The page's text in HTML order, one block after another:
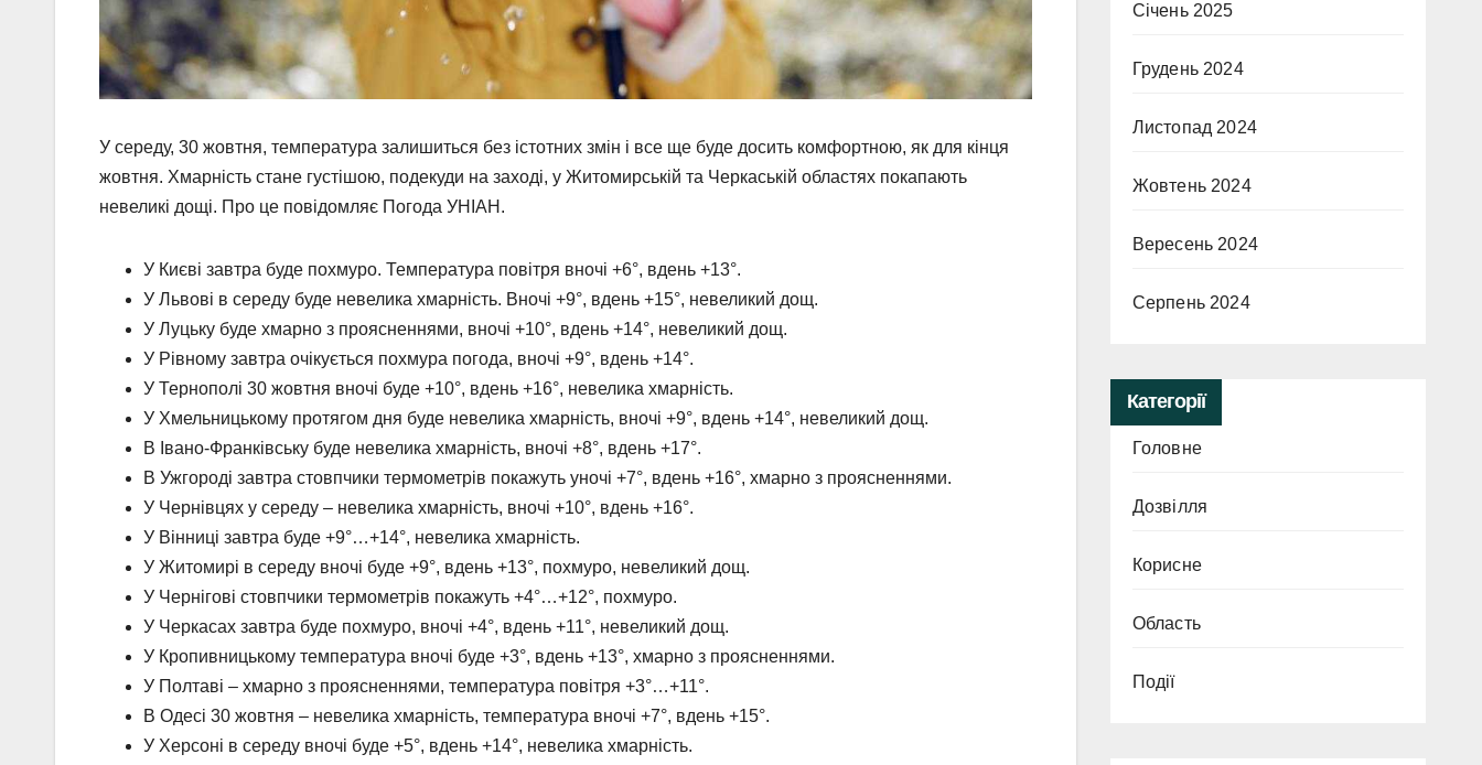
У середу, 30 жовтня, температура залишиться без істотних змін і все ще буде досить комфортною, як для кінця
жовтня. Хмарність стане густішою, подекуди на заході, у Житомирській та Черкаській областях покапають
невеликі дощі. Про це повідомляє Погода УНІАН.
У Києві завтра буде похмуро. Температура повітря вночі +6°, вдень +13°.
У Львові в середу буде невелика хмарність. Вночі +9°, вдень +15°, невеликий дощ.
У Луцьку буде хмарно з проясненнями, вночі +10°, вдень +14°, невеликий дощ.
У Рівному завтра очікується похмура погода, вночі +9°, вдень +14°.
У Тернополі 30 жовтня вночі буде +10°, вдень +16°, невелика хмарність.
У Хмельницькому протягом дня буде невелика хмарність, вночі +9°, вдень +14°, невеликий дощ.
В Івано-Франківську буде невелика хмарність, вночі +8°, вдень +17°.
В Ужгороді завтра стовпчики термометрів покажуть уночі +7°, вдень +16°, хмарно з проясненнями.
У Чернівцях у середу – невелика хмарність, вночі +10°, вдень +16°.
У Вінниці завтра буде +9°…+14°, невелика хмарність.
У Житомирі в середу вночі буде +9°, вдень +13°, похмуро, невеликий дощ.
У Чернігові стовпчики термометрів покажуть +4°…+12°, похмуро.
У Черкасах завтра буде похмуро, вночі +4°, вдень +11°, невеликий дощ.
У Кропивницькому температура вночі буде +3°, вдень +13°, хмарно з проясненнями.
У Полтаві – хмарно з проясненнями, температура повітря +3°…+11°.
В Одесі 30 жовтня – невелика хмарність, температура вночі +7°, вдень +15°.
У Херсоні в середу вночі буде +5°, вдень +14°, невелика хмарність.
Січень 2025
Грудень 2024
Листопад 2024
Жовтень 2024
Вересень 2024
Серпень 2024
Категорії
Головне
Дозвілля
Корисне
Область
Події